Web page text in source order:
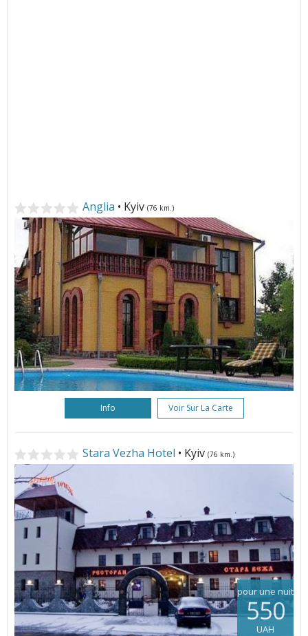
Anglia • Kyiv (76 km.)
Info Voir Sur La Carte
Stara Vezha Hotel • Kyiv (76 km.)
pour une nuit
550
UAH